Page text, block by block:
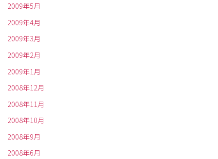
2009年5月
2009年4月
2009年3月
2009年2月
2009年1月
2008年12月
2008年11月
2008年10月
2008年9月
2008年6月